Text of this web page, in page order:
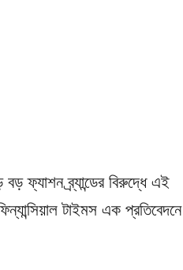
বড় ফ্যাশন ব্র্যান্ডের বিরুদ্ধে এই
টাইমস এক প্রতিবেদনে